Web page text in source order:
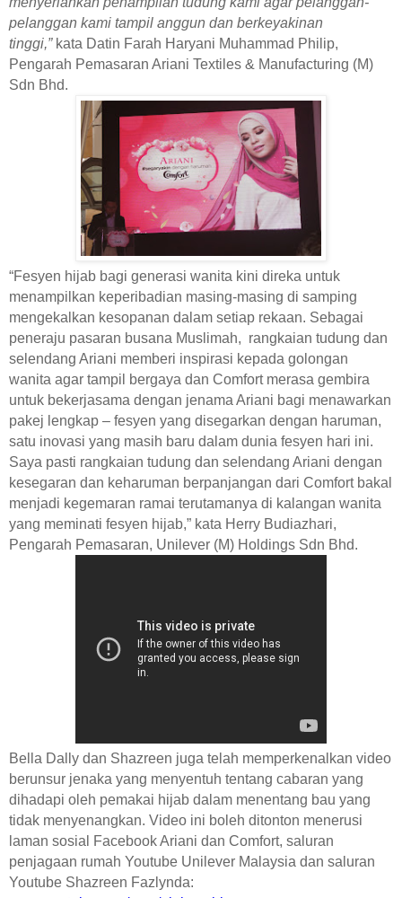
pelanggan kami tampil anggun dan berkeyakinan
tinggi,” kata Datin Farah Haryani Muhammad Philip,
Pengarah Pemasaran Ariani Textiles & Manufacturing (M)
Sdn Bhd.
“Fesyen hijab bagi generasi wanita kini direka untuk
menampilkan keperibadian masing-masing di samping
mengekalkan kesopanan dalam setiap rekaan. Sebagai
peneraju pasaran busana Muslimah, rangkaian tudung dan
selendang Ariani memberi inspirasi kepada golongan
wanita agar tampil bergaya dan Comfort merasa gembira
untuk bekerjasama dengan jenama Ariani bagi menawarkan
pakej lengkap – fesyen yang disegarkan dengan haruman,
satu inovasi yang masih baru dalam dunia fesyen hari ini.
Saya pasti rangkaian tudung dan selendang Ariani dengan
kesegaran dan keharuman berpanjangan dari Comfort bakal
menjadi kegemaran ramai terutamanya di kalangan wanita
yang meminati fesyen hijab,” kata Herry Budiazhari,
Pengarah Pemasaran, Unilever (M) Holdings Sdn Bhd.
Bella Dally dan Shazreen juga telah memperkenalkan video
berunsur jenaka yang menyentuh tentang cabaran yang
dihadapi oleh pemakai hijab dalam menentang bau yang
tidak menyenangkan. Video ini boleh ditonton menerusi
laman sosial Facebook Ariani dan Comfort, saluran
penjagaan rumah Youtube Unilever Malaysia dan saluran
Youtube Shazreen Fazlynda: